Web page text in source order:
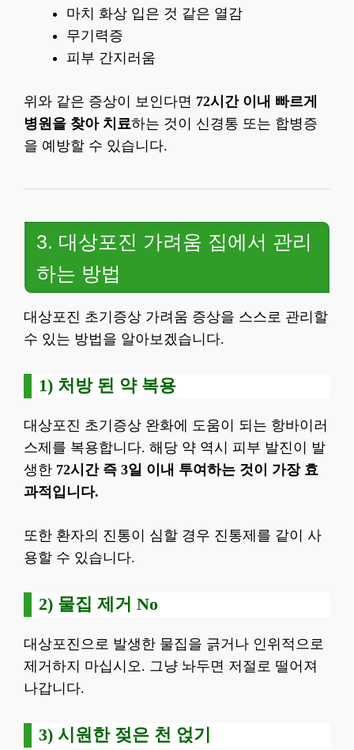
마치 화상 입은 것 같은 열감
무기력증
피부 간지러움
위와 같은 증상이 보인다면 72시간 이내 빠르게
병원을 찾아 치료하는 것이 신경통 또는 합병증
을 예방할 수 있습니다.
3. 대상포진 가려움 집에서 관리
하는 방법
대상포진 초기증상 가려움 증상을 스스로 관리할
수 있는 방법을 알아보겠습니다.
1) 처방 된 약 복용
대상포진 초기증상 완화에 도움이 되는 항바이러
스제를 복용합니다. 해당 약 역시 피부 발진이 발
생한 72시간 즉 3일 이내 투여하는 것이 가장 효
과적입니다.
또한 환자의 진통이 심할 경우 진통제를 같이 사
용할 수 있습니다.
2) 물집 제거 No
대상포진으로 발생한 물집을 긁거나 인위적으로
제거하지 마십시오. 그냥 놔두면 저절로 떨어져
나갑니다.
3) 시원한 젖은 천 얹기